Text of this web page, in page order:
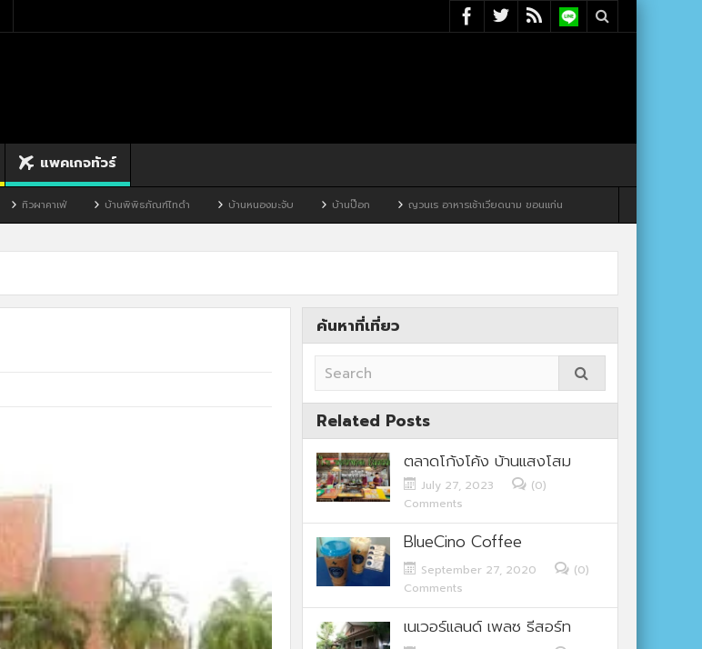
แพคเกจทัวร์
บ้านพิพิธภัณฑ์ไทดำ บ้านหนองมะจับ บ้านป๊อก ญวนเร อาหารเช้าเวียดนาม ขอนแก่น
ค้นหาที่เที่ยว
Related Posts
ตลาดโก้งโค้ง บ้านแสงโสม
July 27, 2023
(0)
Comments
BlueCino Coffee
September 27, 2020
(0)
Comments
เนเวอร์แลนด์ เพลซ รีสอร์ท